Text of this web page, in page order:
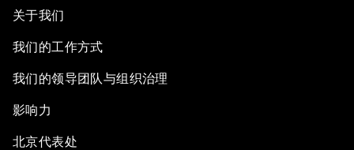
关于我们
我们的工作方式
我们的领导团队与组织治理
影响力
北京代表处